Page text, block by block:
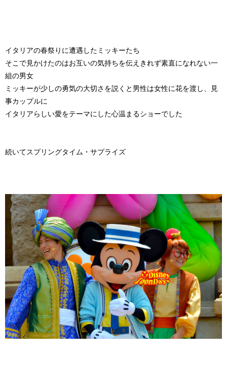
イタリアの春祭りに遭遇したミッキーたち
そこで見かけたのはお互いの気持ちを伝えきれず素直になれない一
組の男女
ミッキーが少しの勇気の大切さを説くと男性は女性に花を渡し、見
事カップルに
イタリアらしい愛をテーマにした心温まるショーでした
続いてスプリングタイム・サプライズ